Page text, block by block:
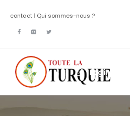
contact | Qui sommes-nous ?
Login